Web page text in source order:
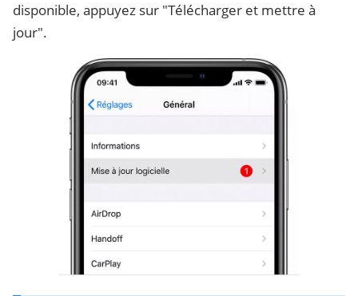
disponible, appuyez sur "Télécharger et mettre à
jour".